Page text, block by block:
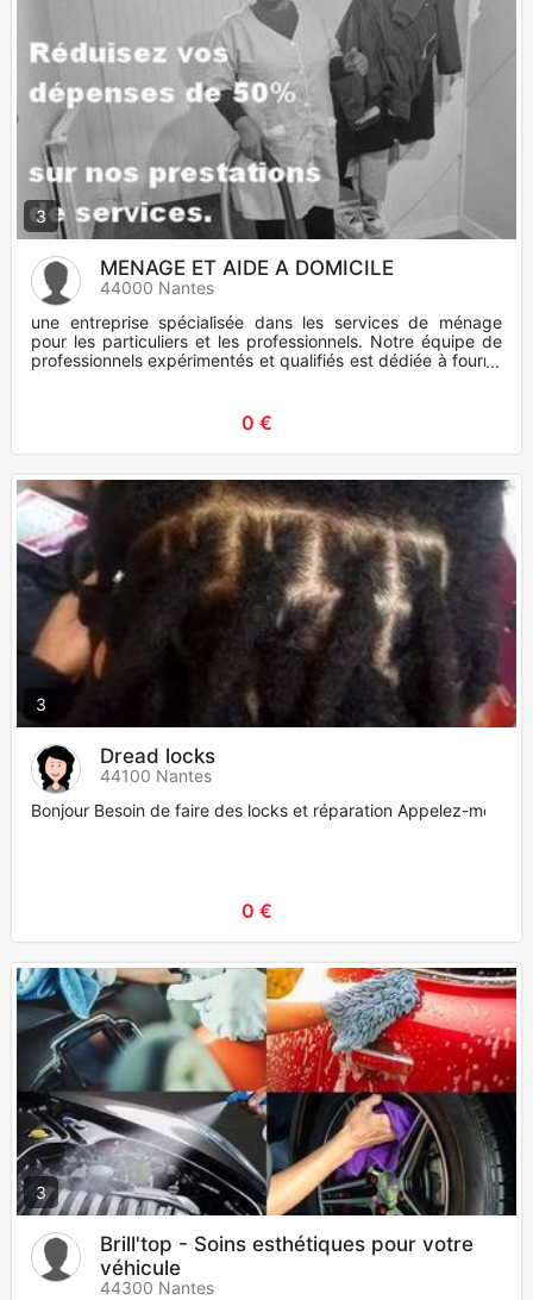
3
MENAGE ET AIDE A DOMICILE
44000 Nantes
une entreprise spécialisée dans les services de ménage
pour les particuliers et les professionnels. Notre équipe de
professionnels expérimentés et qualifiés est dédiée à fournir
de
0 €
3
Dread locks
44100 Nantes
Bonjour Besoin de faire des locks et réparation Appelez-moi
0 €
3
Brill'top - Soins esthétiques pour votre
véhicule
44300 Nantes